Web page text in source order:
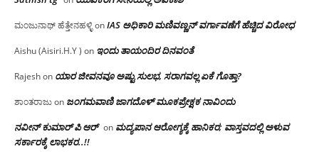
ಮಂಜುನಾಥ್ ಹೆತ್ತೇನಹಳ್ಳಿonIAS ಅಧಿಕಾರಿ ಮಣಿವಣ್ಣನ್ ವರ್ಗಾವಣೆಗೆ ಹೆಚ್ಚಿದ‌ ವಿರೋಧ
Aishu (Aisiri.H.Y ) on ಇಂದು ತಾಯಂದಿರ ದಿನವಂತೆ
Rajeshon ಯಾರ ಜೀವನವೂ ಅಷ್ಟು ಸುಲಭ, ಸರಾಗವಲ್ಲ ಏಕೆ ಗೊತ್ತಾ?
ಶಾಂತರಾಜುon ಜಂಗಮವಾಣಿ ಜಾಗದೊಳ್ ಮೂಕಪ್ರೇಕ್ಷಕ ನಾವಿಂದು
ನವೀನ್ ಕುಮಾರ್ ಪಿ ಆರ್ on ಮದ್ಯಪಾನ ಆರೋಗ್ಯಕ್ಕೆ ಹಾನಿಕರ; ವಾಸ್ತವದಲ್ಲಿ ಅಳುವ
ಸರ್ಕಾರಕ್ಕೆ ಲಾಭಕರ..!!